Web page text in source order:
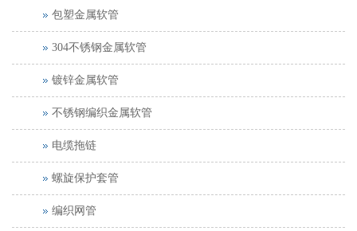
包塑金属软管
304不锈钢金属软管
镀锌金属软管
不锈钢编织金属软管
电缆拖链
螺旋保护套管
编织网管